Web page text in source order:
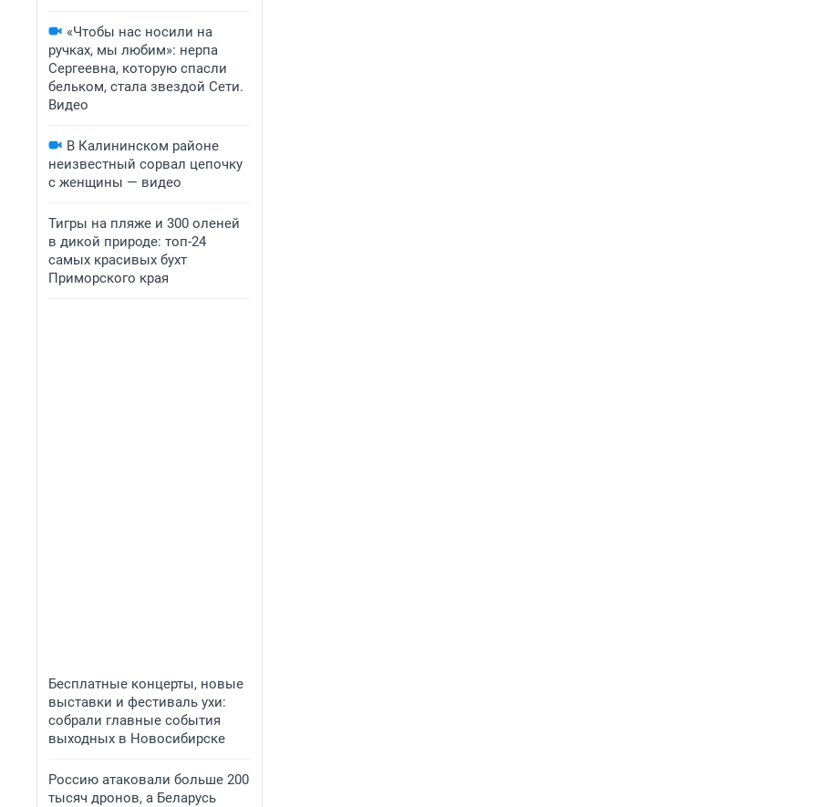
«Чтобы нас носили на
ручках, мы любим»: нерпа
Сергеевна, которую спасли
бельком, стала звездой Сети.
Видео
В Калининском районе
неизвестный сорвал цепочку
с женщины — видео
Тигры на пляже и 300 оленей
в дикой природе: топ-24
самых красивых бухт
Приморского края
Бесплатные концерты, новые
выставки и фестиваль ухи:
собрали главные события
выходных в Новосибирске
Россию атаковали больше 200
тысяч дронов, а Беларусь